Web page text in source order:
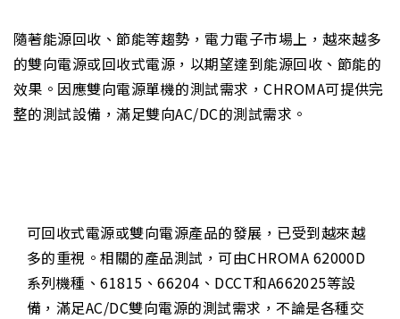
隨著能源回收、節能等趨勢，電力電子市場上，越來越多
的雙向電源或回收式電源，以期望達到能源回收、節能的
效果。因應雙向電源單機的測試需求，CHROMA可提供完
整的測試設備，滿足雙向AC/DC的測試需求。
可回收式電源或雙向電源產品的發展，已受到越來越
多的重視。相關的產品測試，可由CHROMA 62000D
系列機種、61815、66204、DCCT和A662025等設
備，滿足AC/DC雙向電源的測試需求，不論是各種交